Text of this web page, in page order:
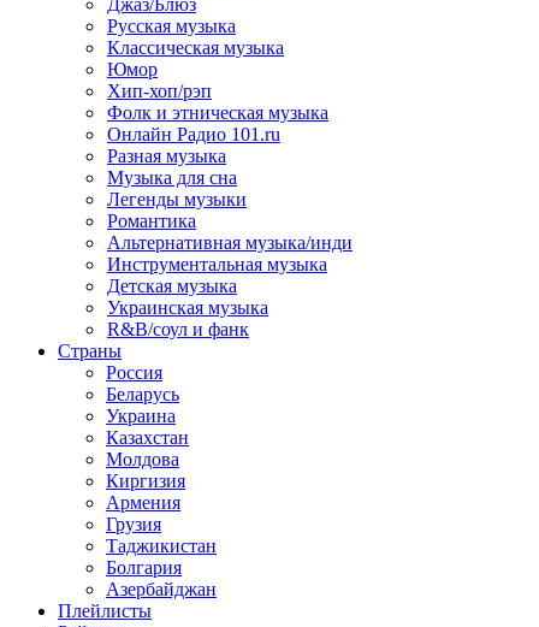
Джаз/Блюз
Русская музыка
Классическая музыка
Юмор
Хип-хоп/рэп
Фолк и этническая музыка
Онлайн Радио 101.ru
Разная музыка
Музыка для сна
Легенды музыки
Романтика
Альтернативная музыка/инди
Инструментальная музыка
Детская музыка
Украинская музыка
R&B/cоул и фанк
Страны
Россия
Беларусь
Украина
Казахстан
Молдова
Киргизия
Армения
Грузия
Таджикистан
Болгария
Азербайджан
Плейлисты